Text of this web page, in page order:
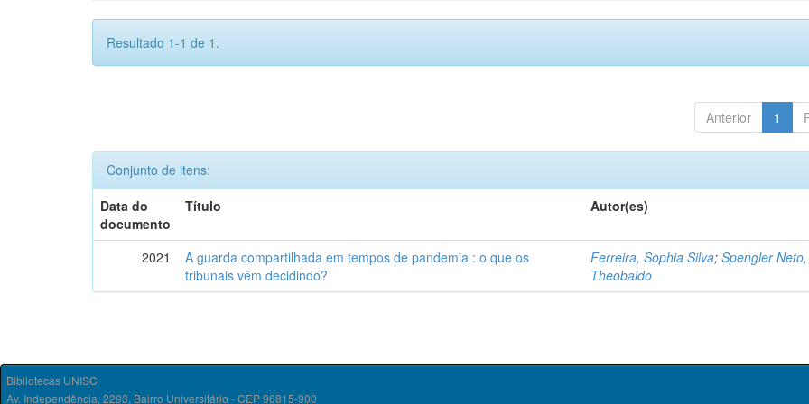
Resultado 1-1 de 1.
Anterior 1
Conjunto de itens:
Data do
documento
Título Autor(es)
2021
A guarda compartilhada em tempos de pandemia : o que os
tribunais vêm decidindo?
Ferreira, Sophia Silva;Spengler Neto,
Theobaldo
Bibliotecas UNISC
Av. Independência, 2293, Bairro Universitário - CEP 96815-900